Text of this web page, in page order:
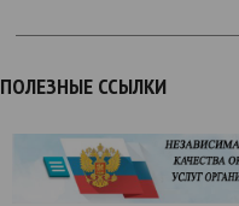
ПОЛЕЗНЫЕ ССЫЛКИ